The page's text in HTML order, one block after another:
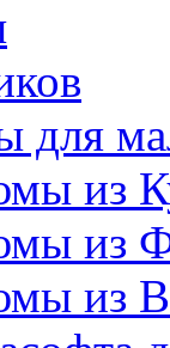
для
из
из
из